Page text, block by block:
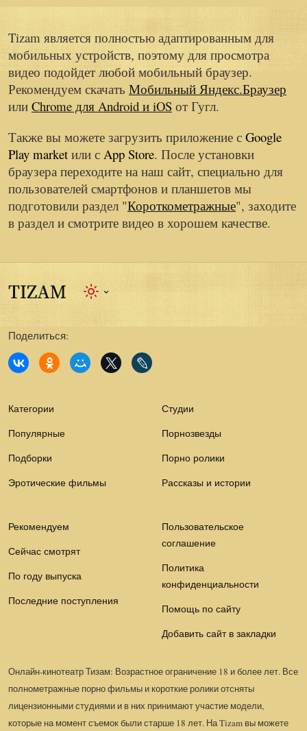
Tizam является полностью адаптированным для
мобильных устройств, поэтому для просмотра
видео подойдет любой мобильный браузер.
Рекомендуем скачать Мобильный Яндекс.Браузер
или Chrome для Android и iOS от Гугл.
Также вы можете загрузить приложение с Google
Play market или с App Store. После установки
браузера переходите на наш сайт, специально для
пользователей смартфонов и планшетов мы
подготовили раздел "Короткометражные", заходите
в раздел и смотрите видео в хорошем качестве.
Поделиться:
Категории
Популярные
Подборки
Эротические фильмы
Студии
Порнозвезды
Порно ролики
Рассказы и истории
Рекомендуем
Сейчас смотрят
По году выпуска
Последние поступления
Пользовательское
соглашение
Политика
конфиденциальности
Помощь по сайту
Добавить сайт в закладки
Онлайн-кинотеатр Тизам: Возрастное ограничение 18 и более лет. Все
полнометражные порно фильмы и короткие ролики отсняты
лицензионными студиями и в них принимают участие модели,
которые на момент съемок были старше 18 лет. На Tizam вы можете